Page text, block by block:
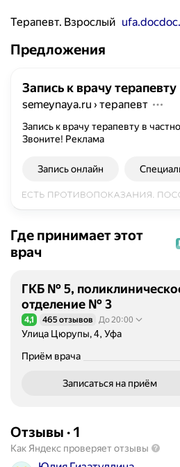
Терапевт. Взрослый
Предложения
Запись к врачу терапевту
semeynaya.ru › терапевт
Запись к врачу терапевту в
Звоните! Реклама
Запись онлайн
Где принимает этот
врач
ГКБ № 5,
отделение № 3
Рейтинг 4,1 из 5
4,1 465 отзывов До 20:00
Улица Цюрупы, 4, Уфа
Приём врача
Записаться на приём
Отзывы · 1
Как Яндекс проверяет отзывы